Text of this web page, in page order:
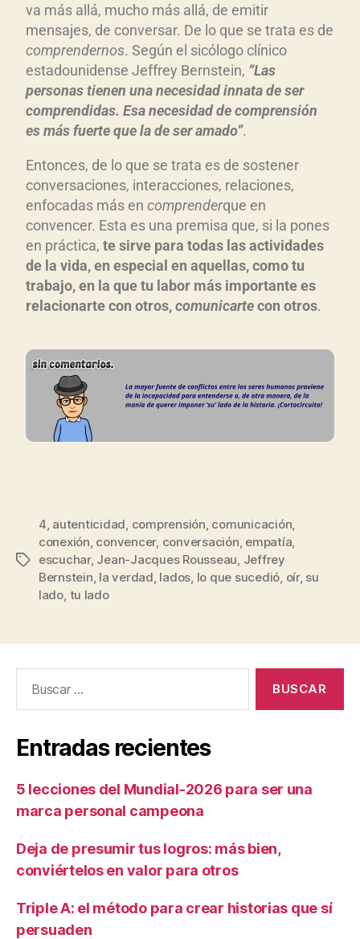
va más allá, mucho más allá, de emitir
mensajes, de conversar. De lo que se trata es de
comprendernos. Según el sicólogo clínico
estadounidense Jeffrey Bernstein, “Las
personas tienen una necesidad innata de ser
comprendidas. Esa necesidad de comprensión
es más fuerte que la de ser amado”.
Entonces, de lo que se trata es de sostener
conversaciones, interacciones, relaciones,
enfocadas más en comprenderque en
convencer. Esta es una premisa que, si la pones
en práctica, te sirve para todas las actividades
de la vida, en especial en aquellas, como tu
trabajo, en la que tu labor más importante es
relacionarte con otros,comunicartecon otros.
4, autenticidad, comprensión, comunicación,
conexión, convencer, conversación, empatía,
escuchar, Jean-Jacques Rousseau, Jeffrey
Bernstein, la verdad, lados, lo que sucedió, oír, su
lado, tu lado
Entradas recientes
5 lecciones del Mundial-2026 para ser una
marca personal campeona
Deja de presumir tus logros: más bien,
conviértelos en valor para otros
Triple A: el método para crear historias que sí
persuaden